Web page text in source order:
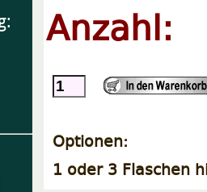
Anzahl:
Optionen:
1 oder 3 Flaschen